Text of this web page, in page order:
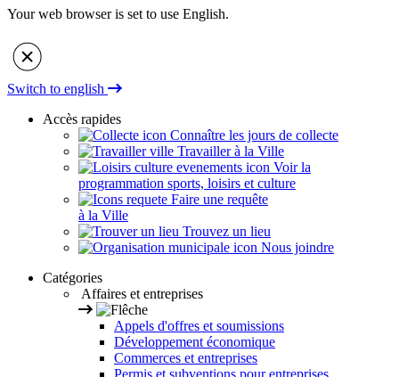
Your web browser is set to use English.
Switch to english
Accès rapides
Connaître les jours de collecte
Travailler à la Ville
Voir la
programmation sports, loisirs et culture
Faire une requête
à la Ville
Trouvez un lieu
Nous joindre
Catégories
Affaires et entreprises
Appels d'offres et soumissions
Développement économique
Commerces et entreprises
Permis et subventions pour entreprises